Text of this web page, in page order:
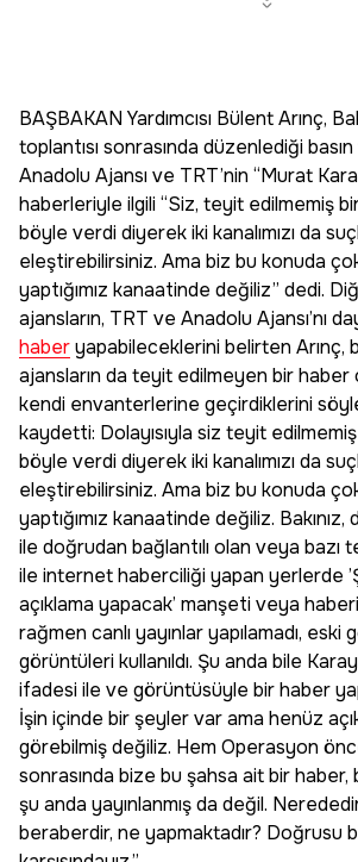
BAŞBAKAN Yardımcısı Bülent Arınç,
toplantısı sonrasında düzenlediği basın
Anadolu Ajansı ve TRT’nin “Murat
haberleriyle ilgili “Siz, teyit edilmemiş
böyle verdi diyerek iki kanalımızı da
eleştirebilirsiniz. Ama biz bu konuda
yaptığımız kanaatinde değiliz” dedi.
ajansların, TRT ve Anadolu Ajansı’nı
haberyapabileceklerini belirten Arınç,
ajansların da teyit edilmeyen bir haber
kendi envanterlerine geçirdiklerini
kaydetti: Dolayısıyla siz teyit
böyle verdi diyerek iki kanalımızı da
eleştirebilirsiniz. Ama biz bu konuda
yaptığımız kanaatinde değiliz. Bakınız,
ile doğrudan bağlantılı olan veya bazı
ile internet haberciliği yapan yerlerde
açıklama yapacak’ manşeti veya
rağmen canlı yayınlar yapılamadı,
görüntüleri kullanıldı. Şu anda bile
ifadesi ile ve görüntüsüyle bir haber
İşin içinde bir şeyler var ama henüz
görebilmiş değiliz. Hem Operasyon
sonrasında bize bu şahsa ait bir
şu anda yayınlanmış da değil.
beraberdir, ne yapmaktadır? Doğrusu